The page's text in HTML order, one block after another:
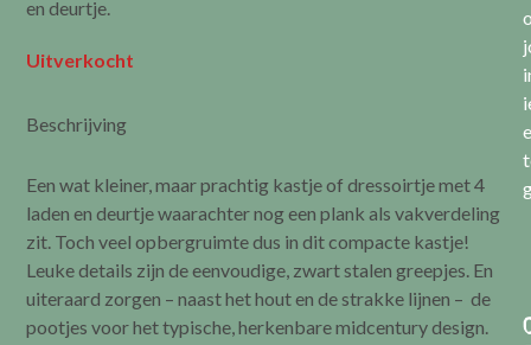
en deurtje.
Uitverkocht
Beschrijving
Een wat kleiner, maar prachtig kastje of dressoirtje met 4
laden en deurtje waarachter nog een plank als vakverdeling
zit. Toch veel opbergruimte dus in dit compacte kastje!
Leuke details zijn de eenvoudige, zwart stalen greepjes. En
uiteraard zorgen – naast het hout en de strakke lijnen – de
pootjes voor het typische, herkenbare midcentury design.